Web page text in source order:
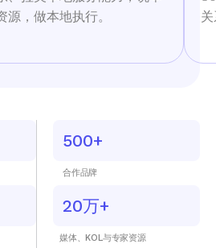
，做本地执行。
500+
合作品牌
20万+
媒体、KOL与专家资源